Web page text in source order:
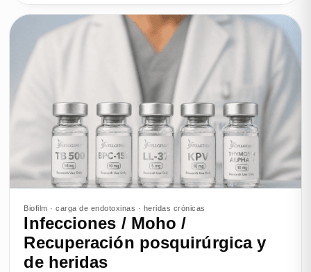
Biofilm · carga de endotoxinas · heridas crónicas
Infecciones / Moho /
Recuperación posquirúrgica y
de heridas